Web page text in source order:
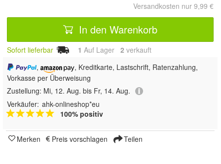
Versandkosten nur 9,99 €
In den Warenkorb
Sofort lieferbar 1 Auf Lager 2 verkauft
,
, Kreditkarte, Lastschrift, Ratenzahlung,
Vorkasse per Überweisung
Zustellung: Mi, 12. Aug. bis Fr, 14. Aug.
Verkäufer: ahk-onlineshop*eu
100% positiv
Merken Preis vorschlagen Teilen